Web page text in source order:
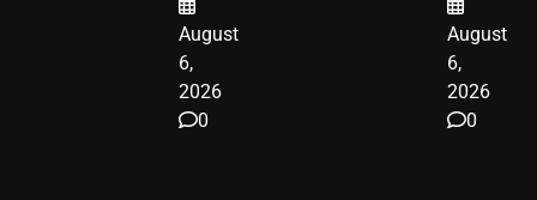
എംഎല്‍എ വി
കുഞ്ഞികൃഷ്ണന്
നോട്ടീസ്
August
6,
2026
0
രൂപയുടെ പിഴ
August
6,
2026
0